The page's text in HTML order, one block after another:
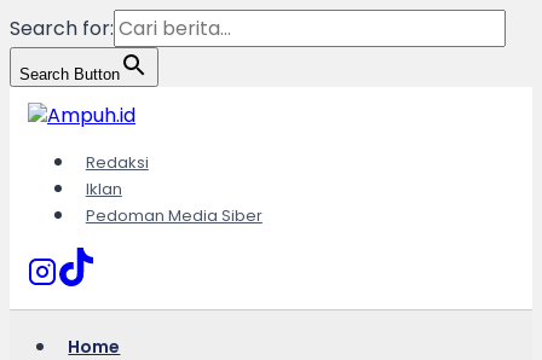
Search for:
Search Button
Skip
to
content
Redaksi
Iklan
Pedoman Media Siber
Home